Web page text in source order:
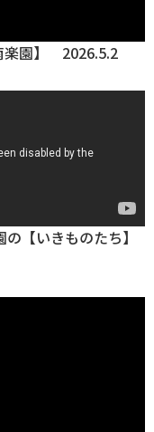
楽園】 2026.5.2
【いきものたち】